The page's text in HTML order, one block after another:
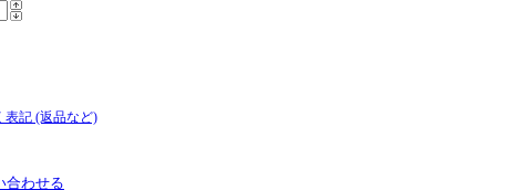
表記 (返品など)
合わせる